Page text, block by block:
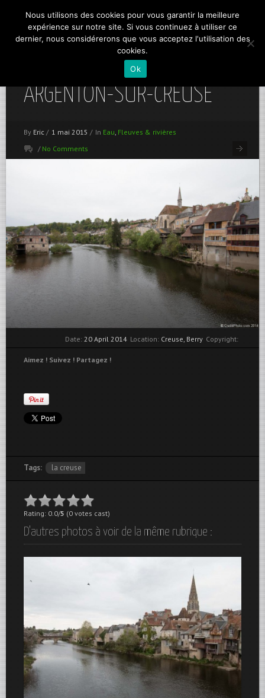
ARGENTON-SUR-CREUSE
By Eric / 1 mai 2015 / In Eau Fleuves & rivières
/ No Comments
Copyright:
Location: Creuse, Berry
Date: 20 April 2014
Aimez ! Suivez ! Partagez !
Tags: la creuse
Rating: 0.0/5 (0 votes cast)
D'autres photos à voir de la même rubrique :
Nous utilisons des cookies pour vous garantir la meilleure
expérience sur notre site. Si vous continuez à utiliser ce
dernier, nous considérerons que vous acceptez l'utilisation des
cookies.
Ok